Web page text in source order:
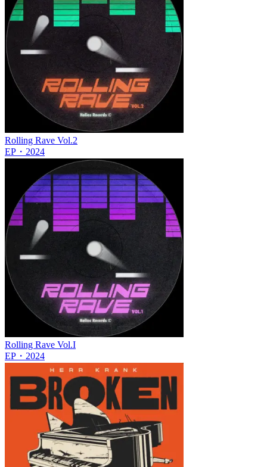
Rolling Rave Vol.2
EP ・ 2024
Rolling Rave Vol.I
EP ・ 2024